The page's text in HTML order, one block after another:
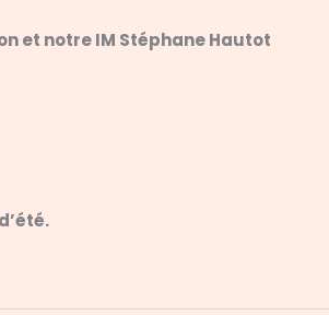
et notre IM Stéphane Hautot